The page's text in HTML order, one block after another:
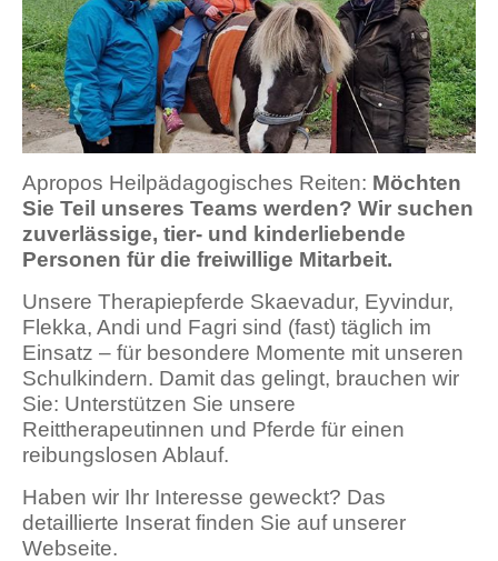
Apropos Heilpädagogisches Reiten: Möchten
Sie Teil unseres Teams werden? Wir suchen
zuverlässige, tier- und kinderliebende
Personen für die freiwillige Mitarbeit.
Unsere Therapiepferde Skaevadur, Eyvindur,
Flekka, Andi und Fagri sind (fast) täglich im
Einsatz – für besondere Momente mit unseren
Schulkindern. Damit das gelingt, brauchen wir
Sie: Unterstützen Sie unsere
Reittherapeutinnen und Pferde für einen
reibungslosen Ablauf.
Haben wir Ihr Interesse geweckt? Das
detaillierte Inserat finden Sie auf unserer
Webseite.